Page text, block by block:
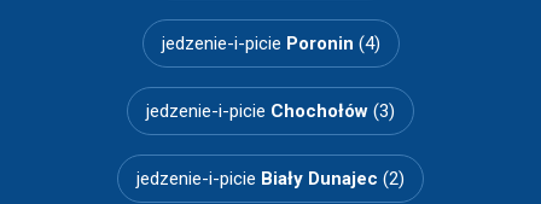
jedzenie-i-picie Poronin (4)
jedzenie-i-picie Chochołów (3)
jedzenie-i-picie Biały Dunajec (2)